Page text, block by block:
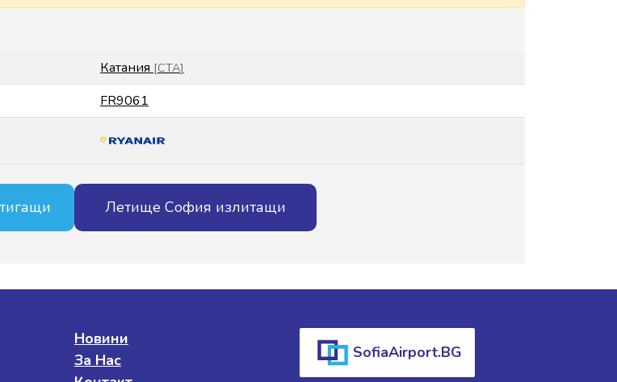
Катания [CTA]
FR9061
Летище София излитащи
Новини
За Нас
SofiaAirport.BG